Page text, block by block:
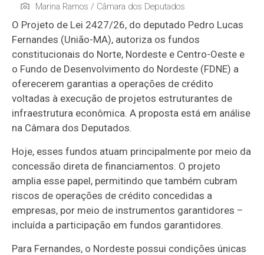
Marina Ramos / Câmara dos Deputados
O Projeto de Lei 2427/26, do deputado Pedro Lucas
Fernandes (União-MA), autoriza os fundos
constitucionais do Norte, Nordeste e Centro-Oeste e
o Fundo de Desenvolvimento do Nordeste (FDNE) a
oferecerem garantias a operações de crédito
voltadas à execução de projetos estruturantes de
infraestrutura econômica. A proposta está em análise
na Câmara dos Deputados.
Hoje, esses fundos atuam principalmente por meio da
concessão direta de financiamentos. O projeto
amplia esse papel, permitindo que também cubram
riscos de operações de crédito concedidas a
empresas, por meio de instrumentos garantidores –
incluída a participação em fundos garantidores.
Para Fernandes, o Nordeste possui condições únicas